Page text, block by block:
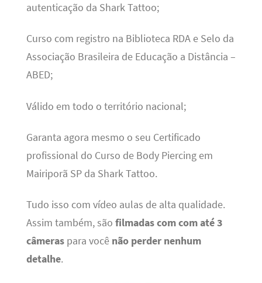
autenticação da Shark Tattoo;
Curso com registro na Biblioteca RDA e Selo da
Associação Brasileira de Educação a Distância –
ABED;
Válido em todo o território nacional;
Garanta agora mesmo o seu Certificado
profissional do Curso de Body Piercing em
Mairiporã SP da Shark Tattoo.
Tudo isso com vídeo aulas de alta qualidade.
Assim também, são filmadas com com até 3
câmeraspara você não perder nenhum
detalhe.